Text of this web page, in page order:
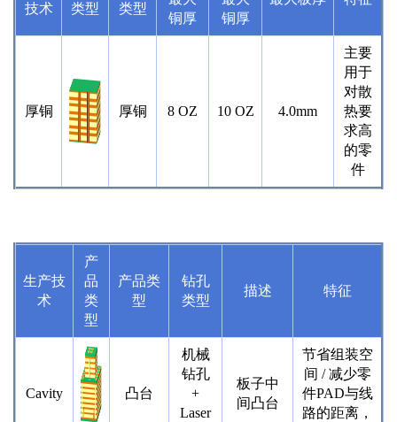
技术
类型
类型
铜厚
铜厚
厚铜 厚铜 8 OZ 10 OZ 4.0mm
主要
用于
对散
热要
求高
的零
件
生产技
术
产
品
类
型
产品类
型
钻孔
类型
描述 特征
Cavity 凸台
机械
钻孔
+
Laser
板子中
间凸台
节省组装空
间 / 减少零
件PAD与线
路的距离，